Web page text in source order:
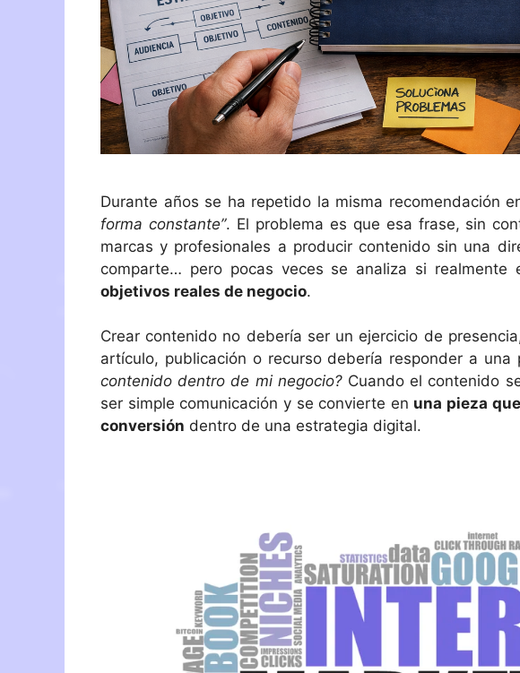
Durante años se ha repetido la misma recomendación
forma constante”. El problema es que esa frase, sin
marcas y profesionales a producir contenido sin una
comparte… pero pocas veces se analiza si realmente
objetivos reales de negocio.
Crear contenido no debería ser un ejercicio de
artículo, publicación o recurso debería responder a
contenido dentro de mi negocio?Cuando el contenido
ser simple comunicación y se convierte en una pieza
conversión dentro de una estrategia digital.